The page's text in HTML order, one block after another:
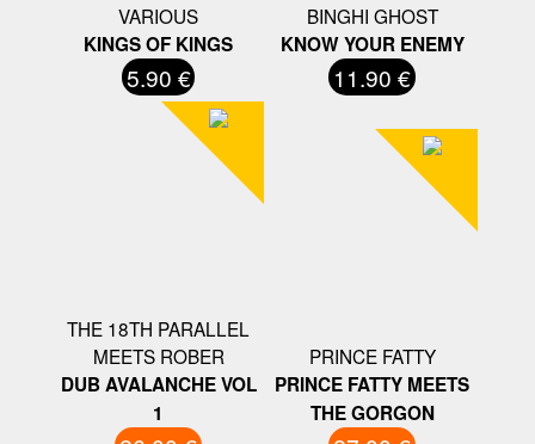
VARIOUS
KINGS OF KINGS
5.90 €
BINGHI GHOST
KNOW YOUR ENEMY
11.90 €
THE 18TH PARALLEL
MEETS ROBER
DUB AVALANCHE VOL
1
PRINCE FATTY
PRINCE FATTY MEETS
THE GORGON